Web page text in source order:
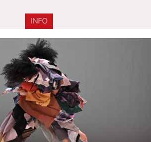
INFO